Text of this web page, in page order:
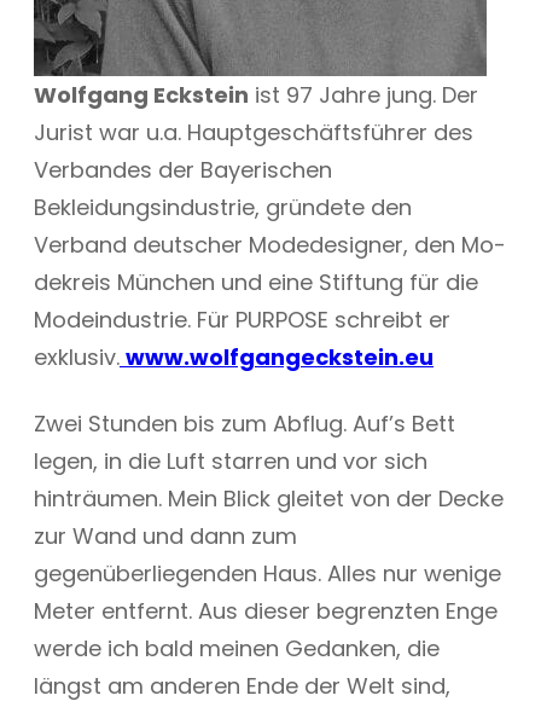
Wolfgang Eckstein ist 97 Jahre jung. Der
Jurist war u.a. Hauptgeschäftsführer des
Verbandes der Bayerischen
Bekleidungsindustrie, gründete den
Verband deut­scher Mo­de­desig­ner, den Mo­
de­kreis München und eine Stif­tung für die
Modeindustrie. Für PURPOSE schreibt er
exklusiv. www.wolfgangeckstein.eu
Zwei Stunden bis zum Abflug. Auf’s Bett
legen, in die Luft starren und vor sich
hinträumen. Mein Blick gleitet von der Decke
zur Wand und dann zum
gegenüberliegenden Haus. Alles nur wenige
Meter entfernt. Aus dieser begrenzten Enge
werde ich bald meinen Gedanken, die
längst am anderen Ende der Welt sind,